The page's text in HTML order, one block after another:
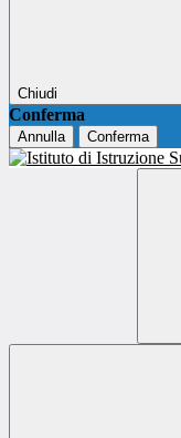
Chiudi
Conferma
Annulla Conferma